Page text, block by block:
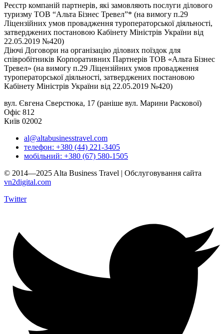
Реєстр компаній партнерів, які замовляють послуги ділового
туризму ТОВ “Альта Бізнес Тревел”* (на вимогу п.29
Ліцензійних умов провадження туроператорської діяльності,
затверджених постановою Кабінету Міністрів України від
22.05.2019 №420)
Діючі Договори на організацію ділових поїздок для
співробітників Корпоративних Партнерів ТОВ «Альта Бізнес
Тревел» (на вимогу п.29 Ліцензійних умов провадження
туроператорської діяльності, затверджених постановою
Кабінету Міністрів України від 22.05.2019 №420)
вул. Євгена Сверстюка, 17 (раніше вул. Марини Раскової)
Офіс 812
Київ 02002
al@altabusinesstravel.com
телефон: +380 (44) 221-3405
мобільний: +380 (67) 580-1505
© 2014—2025 Alta Business Travel | Обслуговування сайта
vn2digital.com
Twitter